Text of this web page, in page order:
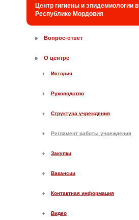
Центр гигиены и эпидемиологии в
Республике Мордовия
Вопрос-ответ
О центре
История
Руководство
Структура учреждения
Регламент работы учреждения
Закупки
Вакансии
Контактная информация
Видео